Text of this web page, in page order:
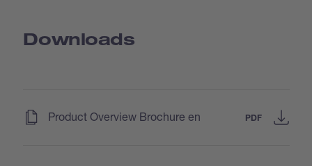
Downloads
Product Overview Brochure en PDF